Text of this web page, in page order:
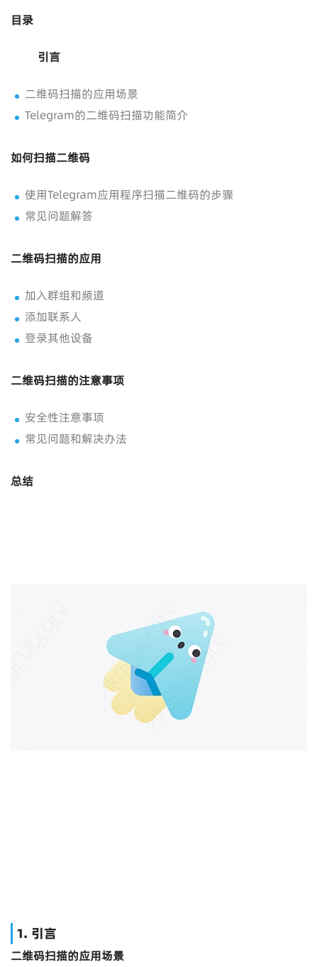
目录
引言
二维码扫描的应用场景
Telegram的二维码扫描功能简介
如何扫描二维码
使用Telegram应用程序扫描二维码的步骤
常见问题解答
二维码扫描的应用
加入群组和频道
添加联系人
登录其他设备
二维码扫描的注意事项
安全性注意事项
常见问题和解决办法
总结
1. 引言
二维码扫描的应用场景